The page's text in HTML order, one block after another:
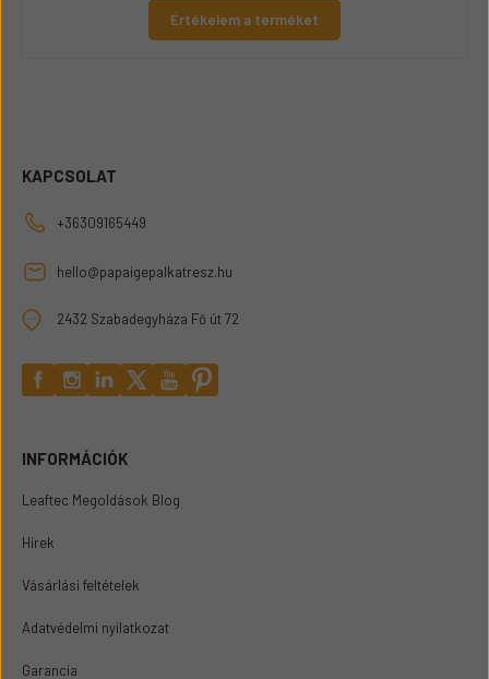
Értékelem a terméket
KAPCSOLAT
+36309165449
hello@papaigepalkatresz.hu
2432 Szabadegyháza Fő út 72
INFORMÁCIÓK
Leaftec Megoldások Blog
Hírek
Vásárlási feltételek
Adatvédelmi nyilatkozat
Garancia